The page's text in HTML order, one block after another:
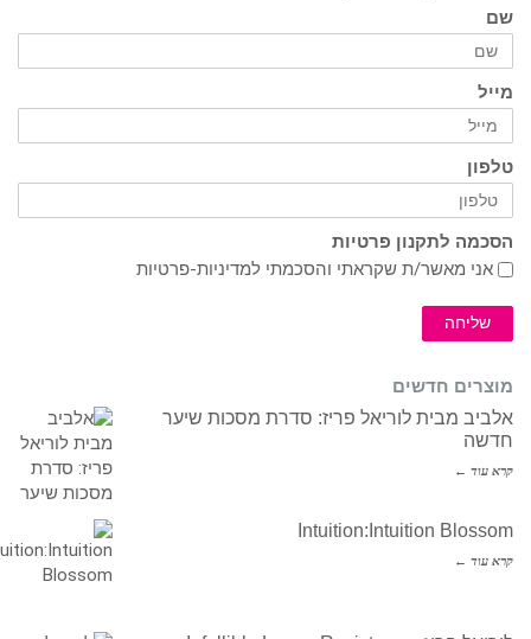
שם
מייל
טלפון
הסכמה לתקנון פרטיות
אני מאשר/ת שקראתי והסכמתי למדיניות-פרטיות
שליחה
מוצרים חדשים
אלביב מבית לוריאל פריז: סדרת מסכות שיער
חדשה
קרא עוד ←
Intuition:Intuition Blossom
קרא עוד ←